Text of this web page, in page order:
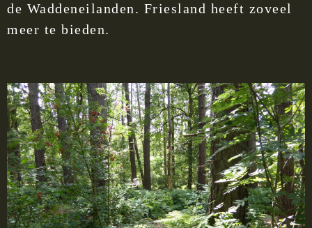
de Waddeneilanden. Friesland heeft zoveel
meer te bieden.